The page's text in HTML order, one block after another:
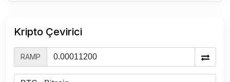
Kripto Çevirici
RAMP